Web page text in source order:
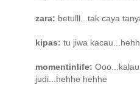
zara: betulll...tak caya
kipas: tu jiwa
momentinlife:
judi...hehhe hehhe